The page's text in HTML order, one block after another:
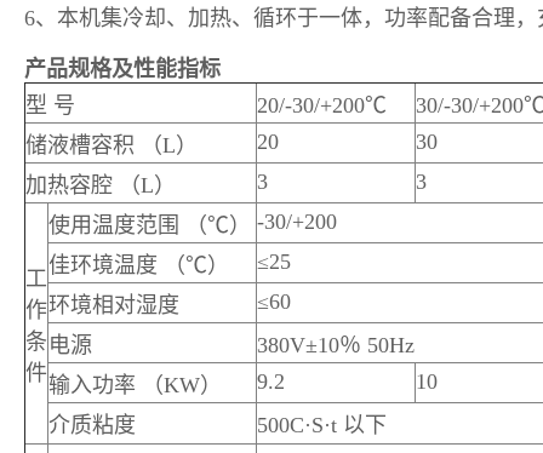
6、本机集冷却、加热、循环于一体，功率配备合理
产品规格及性能指标
型 号
20/-30/+200℃
30/-30/
储液槽容积 （L）
20
30
加热容腔 （L）
3 3
工
作
条
件
使用温度范围 （℃）
-30/+200
佳环境温度 （℃）
≤25
环境相对湿度
≤60
电源
380V±10％ 50Hz
输入功率 （KW）
9.2
10
介质粘度
500C·S·t 以下